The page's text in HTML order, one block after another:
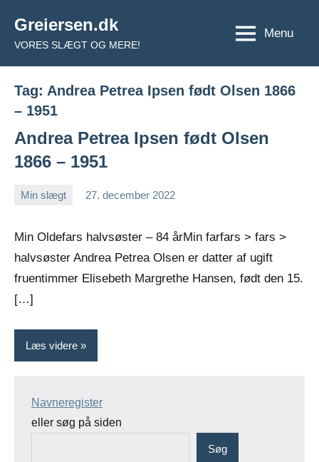
indhold
Greiersen.dk
VORES SLÆGT OG MERE!
Menu
Tag: Andrea Petrea Ipsen født Olsen 1866
– 1951
Andrea Petrea Ipsen født Olsen
1866 – 1951
Min slægt 27. december 2022
Min Oldefars halvsøster – 84 årMin farfars > fars >
halvsøster Andrea Petrea Olsen er datter af ugift
fruentimmer Elisebeth Margrethe Hansen, født den 15.
[…]
Læs videre
Navneregister
eller søg på siden
Søg